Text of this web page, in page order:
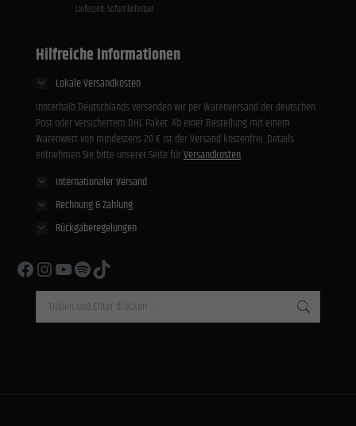
Lieferzeit: Sofort lieferbar
Hilfreiche Informationen
Lokale Versandkosten
Innterhalb Deutschlands versenden wir per Warenversand der deutschen
Post oder versichertem DHL Paket. Ab einer Bestellung mit einem
Warenwert von mindestens 20 € ist der Versand kostenfrei. Details
entnehmen Sie bitte unserer Seite fürVersandkosten.
Internationaler Versand
Rechnung & Zahlung
Rückgaberegelungen
Facebook
Instagram
YouTube
Spotify
TikTok